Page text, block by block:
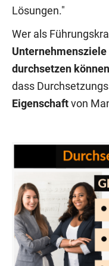
Lösungen."
Wer als
Unternehmensziele
durchsetzen können
dass
Eigenschaft von